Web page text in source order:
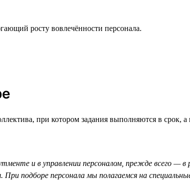
росту вовлечённости персонала.
при котором задания выполняются в срок, а
и в управлении персоналом, прежде всего — в
подборе персонала мы полагаемся на